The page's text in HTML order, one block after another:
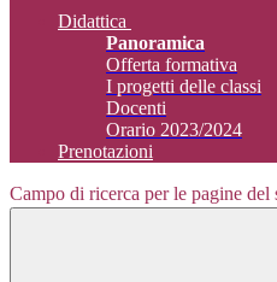
Didattica
Panoramica
Offerta formativa
I progetti delle classi
Docenti
Orario 2023/2024
Prenotazioni
Campo di ricerca per le pagine del